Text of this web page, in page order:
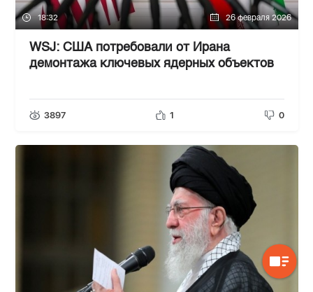
18:32 26 февраля 2026
WSJ: США потребовали от Ирана
демонтажа ключевых ядерных объектов
3897 1 0